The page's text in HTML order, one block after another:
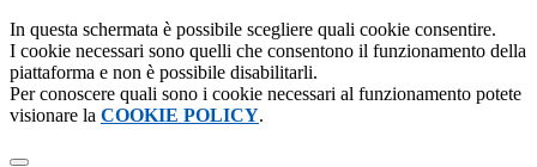
In questa schermata è possibile scegliere quali cookie consentire.
I cookie necessari sono quelli che consentono il funzionamento della
piattaforma e non è possibile disabilitarli.
Per conoscere quali sono i cookie necessari al funzionamento potete
visionare la COOKIE POLICY.